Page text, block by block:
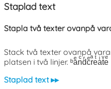
Staplad text
Stapla två texter ovanpå
Stack två texter ovanpå
platsen i två linjer. ᵇaͤnͨdͬcͤrͣeͭaͥtͮeͤ
Staplad text ▸▸